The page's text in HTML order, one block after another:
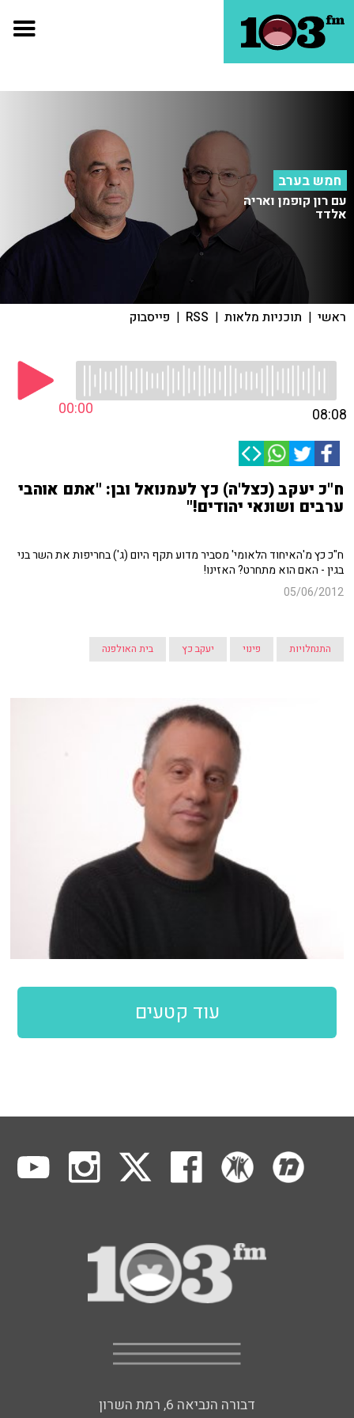
חמש בערב
עם רון קופמן ואריה
אלדד
ראשי | תוכניות מלאות |
RSS
| פייסבוק
00:00 08:08
ח"כ יעקב (כצל'ה) כץ לעמנואל ובן: "אתם אוהבי
ערבים ושונאי יהודים!"
ח"כ כץ מ'האיחוד הלאומי' מסביר מדוע תקף היום (ג') בחריפות את השר בני
בגין - האם הוא מתחרט? האזינו!
05/06/2012
התנחלויות פינוי יעקב כץ בית האולפנה
עוד קטעים
דבורה הנביאה 6, רמת השרון